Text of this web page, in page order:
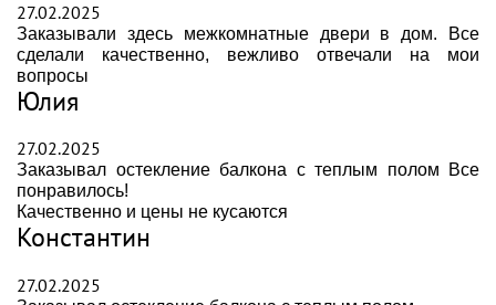
27.02.2025
Заказывали здесь межкомнатные двери в дом. Все
сделали качественно, вежливо отвечали на мои
вопросы
Юлия
27.02.2025
Заказывал остекление балкона с теплым полом Все
понравилось!
Качественно и цены не кусаются
Константин
27.02.2025